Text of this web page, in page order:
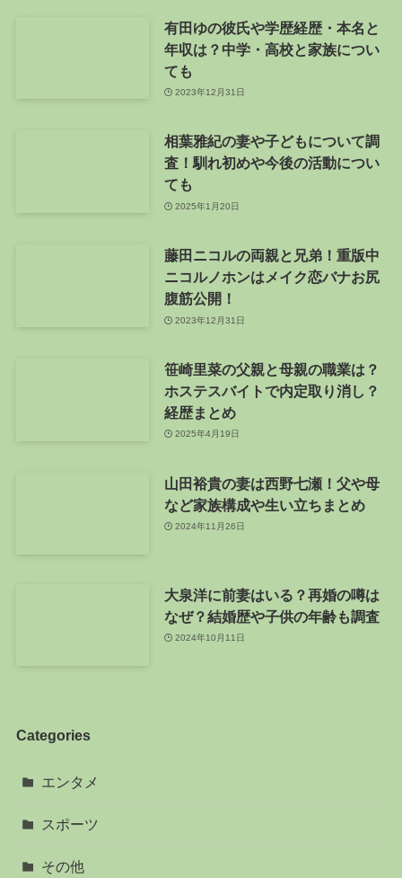
有田ゆの彼氏や学歴経歴・本名と
年収は？中学・高校と家族につい
ても
2023年12月31日
相葉雅紀の妻や子どもについて調
査！馴れ初めや今後の活動につい
ても
2025年1月20日
藤田ニコルの両親と兄弟！重版中
ニコルノホンはメイク恋バナお尻
腹筋公開！
2023年12月31日
笹崎里菜の父親と母親の職業は？
ホステスバイトで内定取り消し？
経歴まとめ
2025年4月19日
山田裕貴の妻は西野七瀬！父や母
など家族構成や生い立ちまとめ
2024年11月26日
大泉洋に前妻はいる？再婚の噂は
なぜ？結婚歴や子供の年齢も調査
2024年10月11日
Categories
エンタメ
スポーツ
その他